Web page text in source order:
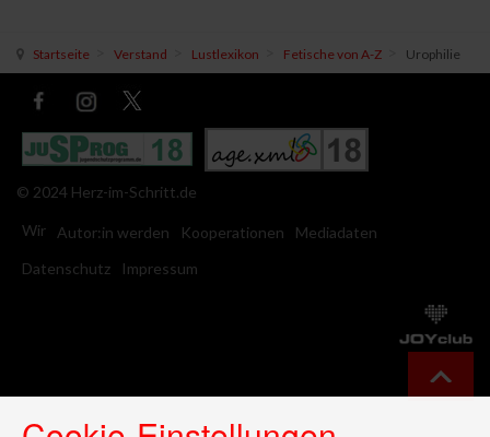
Startseite Verstand Lustlexikon Fetische von A-Z Urophilie
© 2024 Herz-im-Schritt.de
Wir Autor:in werden Kooperationen
Mediadaten
Datenschutz
Impressum